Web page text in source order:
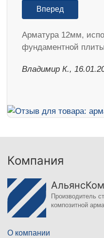
Вперед
Арматура 12мм,
фундаментной
Владимир К.,
Компания
Производитель
композитной
О компании